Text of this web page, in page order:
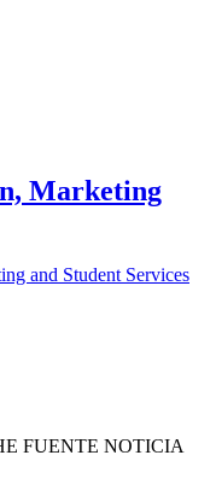
Marketing
and Student Services
FUENTE NOTICIA